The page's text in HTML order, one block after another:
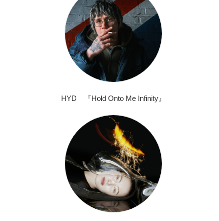
HYD 『Hold Onto Me Infinity』